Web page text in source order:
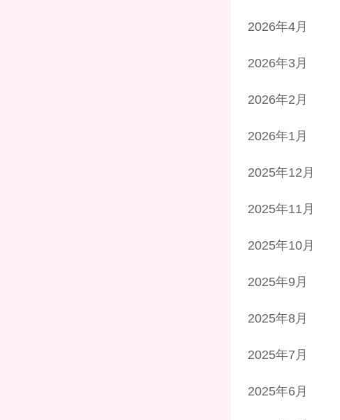
2026年4月
2026年3月
2026年2月
2026年1月
2025年12月
2025年11月
2025年10月
2025年9月
2025年8月
2025年7月
2025年6月